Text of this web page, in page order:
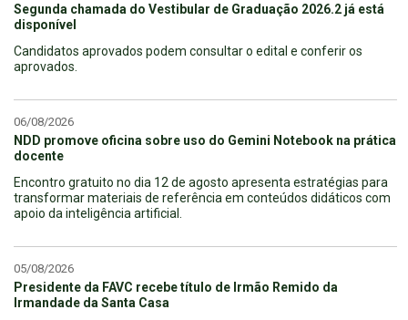
Segunda chamada do Vestibular de Graduação 2026.2 já está
disponível
Candidatos aprovados podem consultar o edital e conferir os
aprovados.
06/08/2026
NDD promove oficina sobre uso do Gemini Notebook na prática
docente
Encontro gratuito no dia 12 de agosto apresenta estratégias para
transformar materiais de referência em conteúdos didáticos com
apoio da inteligência artificial.
05/08/2026
Presidente da FAVC recebe título de Irmão Remido da
Irmandade da Santa Casa